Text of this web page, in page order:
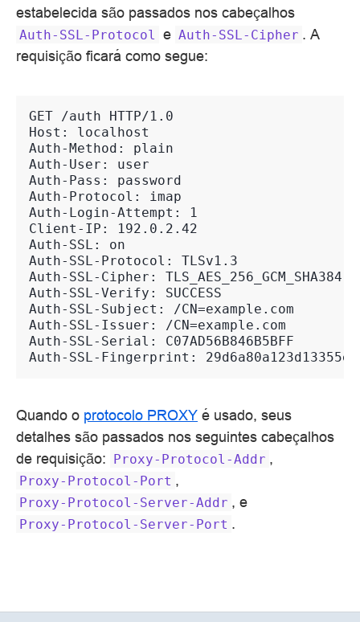
estabelecida são passados nos cabeçalhos
Auth-SSL-Protocol e Auth-SSL-Cipher . A
requisição ficará como segue:
GET /auth HTTP/1.0
Host: localhost
Auth-Method: plain
Auth-User: user
Auth-Pass: password
Auth-Protocol: imap
Auth-Login-Attempt: 1
Client-IP: 192.0.2.42
Auth-SSL: on
Auth-SSL-Protocol: TLSv1.3
Auth-SSL-Cipher: TLS_AES_256_GCM_SHA384
Auth-SSL-Verify: SUCCESS
Auth-SSL-Subject: /CN=example.com
Auth-SSL-Issuer: /CN=example.com
Auth-SSL-Serial: C07AD56B846B5BFF
Auth-SSL-Fingerprint:
Quando o protocolo PROXY é usado, seus
detalhes são passados nos seguintes cabeçalhos
de requisição: Proxy-Protocol-Addr ,
Proxy-Protocol-Port ,
Proxy-Protocol-Server-Addr , e
Proxy-Protocol-Server-Port .